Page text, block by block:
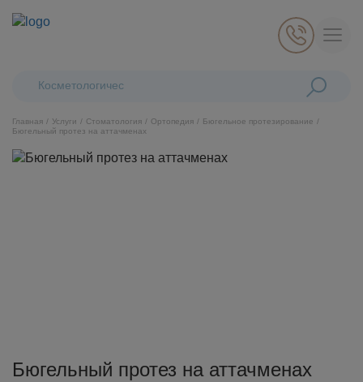
Поиск:Косметологические лаз
Главная Услуги Стоматология Ортопедия
Бюгельное протезирование
Бюгельный протез на аттачменах
Бюгельный протез на аттачменах